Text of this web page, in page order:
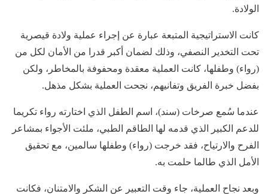
الولادة.
كانت الاستراتيجية المتبعة عبارة عن إجراء عملية ولادة قيصرية
تحت التخدير النصفي، وذلك لضمان أكبر قدرا من الأمان لكل من
(رواء) وطفلها، كانت العملية معقدة ومحفوفة بالمخاطر، ولكن
بفضل خبرة الفريق وتفانيهم، نجحت العملية بشكل مذهل.
عندما سُمع صرخات (سند)، اسم الطفل الذي اختارته رواء تكريما
للدعم الكبير الذي قدمه لها الطاقم الطبي، ملئت الأجواء بمشاعر
الفرح والارتياح، فقد خرجت (رواء) وطفلها سالمين، مع تحقيق
الأمل الذي طالما حلمت به.
وبعد نجاح العملية، جاء وقت التعبير عن الشكر والامتنان، فكانت